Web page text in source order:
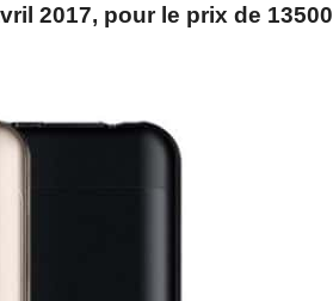
2017, pour le prix de 13500